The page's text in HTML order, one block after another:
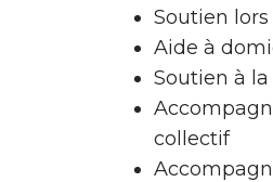
Soutien
Aide à
Soutien à
collectif